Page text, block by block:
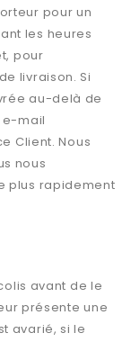
pour un
les heures
pour
livraison. Si
au-delà de
e-mail
Client. Nous
nous
plus rapidement
avant de le
présente une
avarié, si le